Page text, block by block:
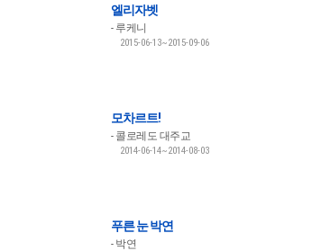
엘리자벳
루케니
2015-06-13~2015-09-06
모차르트!
콜로레도 대주교
2014-06-14~2014-08-03
푸른 눈 박연
박연